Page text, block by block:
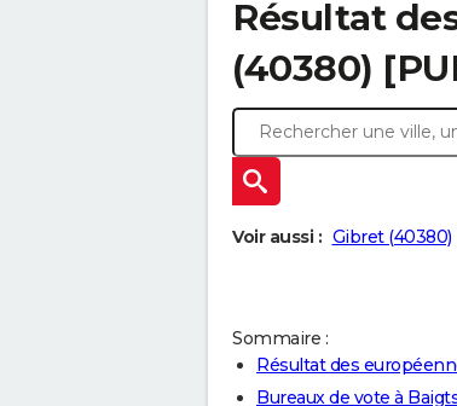
Résultat
(40380)
Voir aussi : Gibret (40380)
Sommaire :
Résultat des
Bureaux de vote à